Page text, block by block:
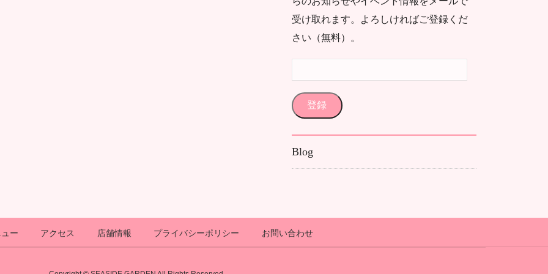
受け取れます。よろしければご登録くだ
さい（無料）。
ル
ア
レ
登録
Blog
ー アクセス 店舗情報 プライバシーポリシー お問い合わせ